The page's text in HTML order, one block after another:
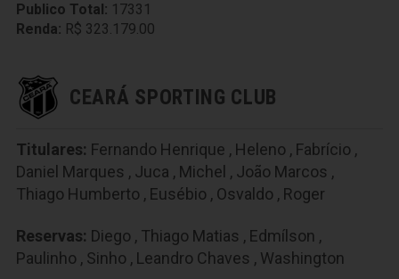
Publico Total: 17331
Renda: R$ 323.179.00
CEARÁ SPORTING CLUB
Titulares: Fernando Henrique , Heleno , Fabrício ,
Daniel Marques , Juca , Michel , João Marcos ,
Thiago Humberto , Eusébio , Osvaldo , Roger
Reservas: Diego , Thiago Matias , Edmílson ,
Paulinho , Sinho , Leandro Chaves , Washington